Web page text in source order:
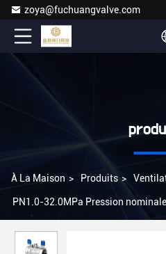
zoya@fuchuangvalve.com
À La Maison > Produits >
PN1.0-32.0MPa Pression